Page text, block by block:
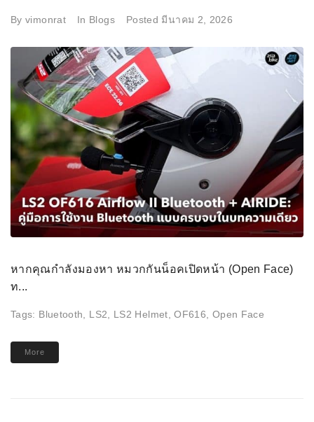
Byvimonrat In Blogs Posted มีนาคม 2, 2026
หากคุณกำลังมองหา หมวกกันน็อคเปิดหน้า (Open Face)
ท...
Tags: Bluetooth LS2 LS2 Helmet ,OF616 Open Face
More